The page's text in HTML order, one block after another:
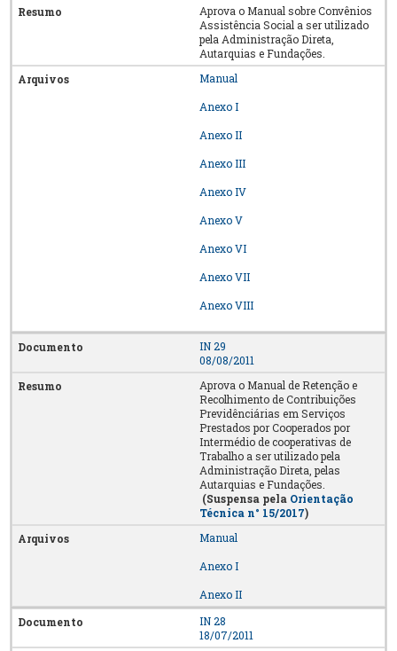
Aprova o Manual sobre Convênios
Assistência Social a ser utilizado
pela Administração Direta,
Autarquias e Fundações.
Manual
Anexo I
Anexo II
Anexo III
Anexo IV
Anexo V
Anexo VI
Anexo VII
Anexo VIII
IN 29
08/08/2011
Aprova o Manual de Retenção e
Recolhimento de Contribuições
Previdênciárias em Serviços
Prestados por Cooperados por
Intermédio de cooperativas de
Trabalho a ser utilizado pela
Administração Direta, pelas
Autarquias e Fundações.
(Suspensa pela Orientação
Técnica n° 15/2017)
Manual
Anexo I
Anexo II
IN 28
18/07/2011